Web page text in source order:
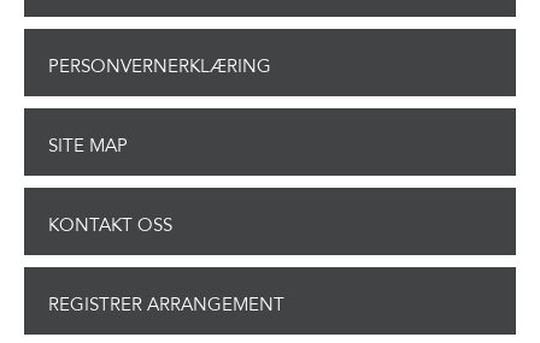
PERSONVERNERKLÆRING
SITE MAP
KONTAKT OSS
REGISTRER ARRANGEMENT